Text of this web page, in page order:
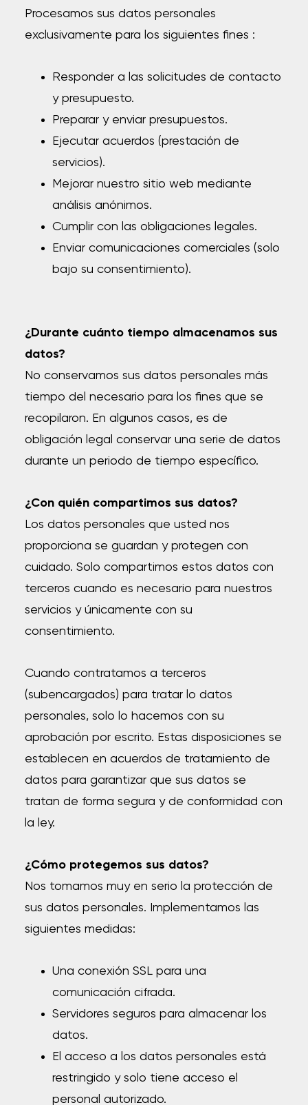
Procesamos sus datos personales
exclusivamente para los siguientes fines :
Responder a las solicitudes de contacto
y presupuesto.
Preparar y enviar presupuestos.
Ejecutar acuerdos (prestación de
servicios).
Mejorar nuestro sitio web mediante
análisis anónimos.
Cumplir con las obligaciones legales.
Enviar comunicaciones comerciales (solo
bajo su consentimiento).
¿Durante cuánto tiempo almacenamos sus
datos?
No conservamos sus datos personales más
tiempo del necesario para los fines que se
recopilaron. En algunos casos, es de
obligación legal conservar una serie de datos
durante un periodo de tiempo específico.
¿Con quién compartimos sus datos?
Los datos personales que usted nos
proporciona se guardan y protegen con
cuidado. Solo compartimos estos datos con
terceros cuando es necesario para nuestros
servicios y únicamente con su
consentimiento.
Cuando contratamos a terceros
(subencargados) para tratar lo datos
personales, solo lo hacemos con su
aprobación por escrito. Estas disposiciones se
establecen en acuerdos de tratamiento de
datos para garantizar que sus datos se
tratan de forma segura y de conformidad con
la ley.
¿Cómo protegemos sus datos?
Nos tomamos muy en serio la protección de
sus datos personales. Implementamos las
siguientes medidas:
Una conexión SSL para una
comunicación cifrada.
Servidores seguros para almacenar los
datos.
El acceso a los datos personales está
restringido y solo tiene acceso el
personal autorizado.